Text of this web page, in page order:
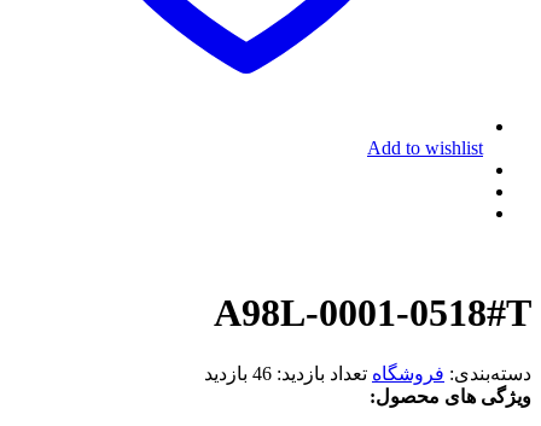
Add to wishlist
A98L-0001-0518#T
دسته‌بندی: فروشگاه تعداد بازدید: 46 بازدید
ویژگی های محصول: